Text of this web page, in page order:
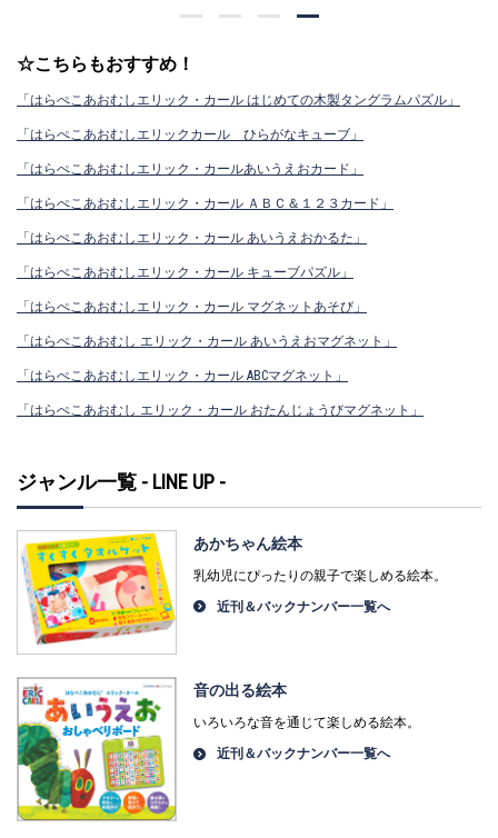
☆こちらもおすすめ！
「はらぺこあおむしエリック・カール はじめての木製タングラムパズル」
「はらぺこあおむしエリックカール ひらがなキューブ」
「はらぺこあおむしエリック・カールあいうえおカード」
「はらぺこあおむしエリック・カール ＡＢＣ＆１２３カード」
「はらぺこあおむしエリック・カール あいうえおかるた」
「はらぺこあおむしエリック・カール キューブパズル」
「はらぺこあおむしエリック・カール マグネットあそび」
「はらぺこあおむし エリック・カール あいうえおマグネット」
「はらぺこあおむしエリック・カール ABCマグネット」
「はらぺこあおむし エリック・カール おたんじょうびマグネット」
ジャンル一覧 - LINE UP -
あかちゃん絵本
乳幼児にぴったりの親子で楽しめる絵本。
近刊＆バックナンバー一覧へ
音の出る絵本
いろいろな音を通じて楽しめる絵本。
近刊＆バックナンバー一覧へ